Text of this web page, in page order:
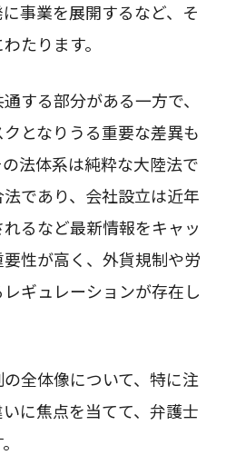
事業を展開するなど、そ
たります。
する部分がある一方で、
となりうる重要な差異も
法体系は純粋な大陸法で
であり、会社設立は近年
るなど最新情報をキャッ
性が高く、外貨規制や労
ギュレーションが存在し
全体像について、特に注
に焦点を当てて、弁護士